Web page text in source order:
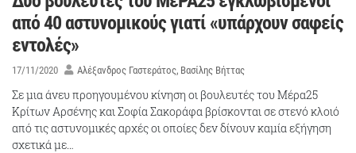
από 40 αστυνομικούς γιατί «υπάρχουν σαφείς
εντολές»
17/11/2020 Αλέξανδρος Γαστεράτος Βασίλης Βήττας
Σε μια άνευ προηγουμένου κίνηση οι βουλευτές του Μέρα25
Κρίτων Αρσένης και Σοφία Σακοράφα βρίσκονται σε στενό κλοιό
από τις αστυνομικές αρχές οι οποίες δεν δίνουν καμία εξήγηση
σχετικά με…